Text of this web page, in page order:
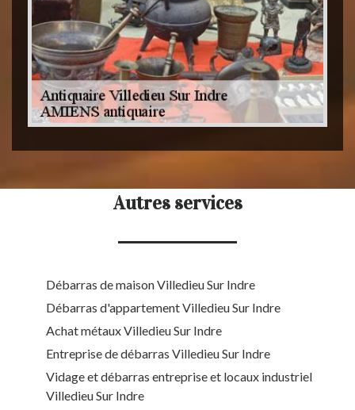
Autres services
Débarras de maison Villedieu Sur Indre
Débarras d'appartement Villedieu Sur Indre
Achat métaux Villedieu Sur Indre
Entreprise de débarras Villedieu Sur Indre
Vidage et débarras entreprise et locaux industriel
Villedieu Sur Indre